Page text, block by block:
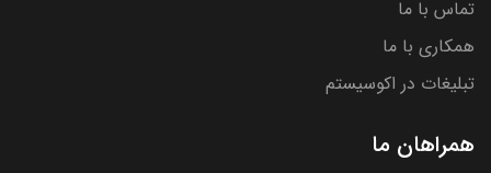
تماس با ما
همکاری با ما
تبلیغات در اکوسیستم
همراهان ما